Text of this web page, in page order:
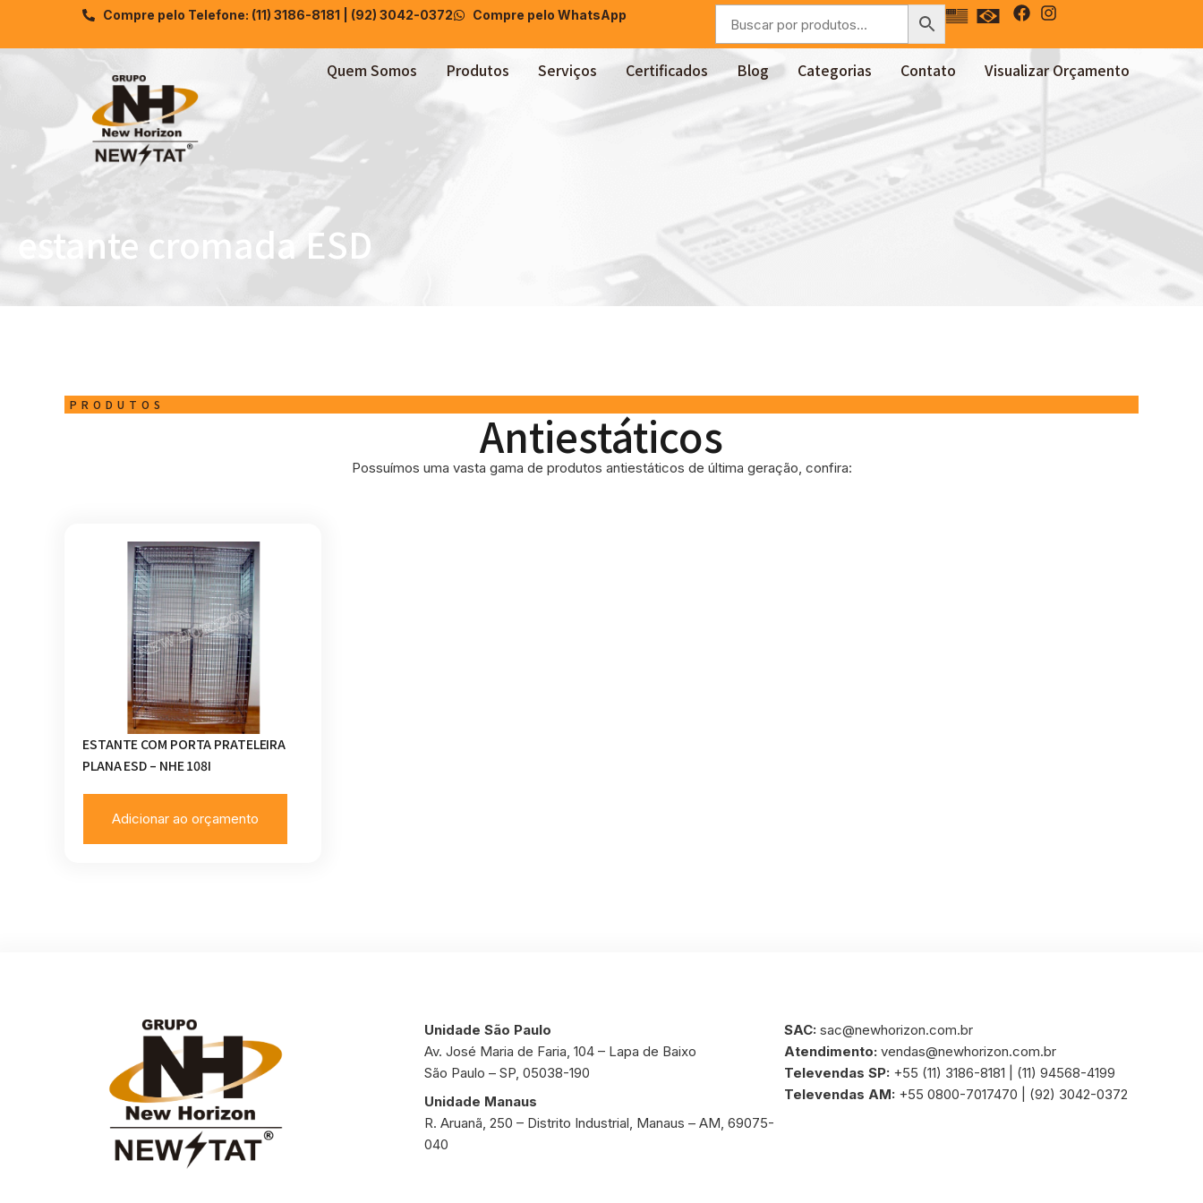
Compre pelo Telefone: (11) 3186-8181 | (92) 3042-0372 Compre pelo WhatsApp
Quem Somos Produtos Serviços Certificados Blog Categorias Contato Visualizar Orçamento
estante cromada ESD
PRODUTOS
Antiestáticos
Possuímos uma vasta gama de produtos antiestáticos de última geração, confira:
ESTANTE COM PORTA PRATELEIRA
PLANA ESD – NHE 108I
Adicionar ao orçamento
Unidade São Paulo
Av. José Maria de Faria, 104 – Lapa de Baixo
São Paulo – SP, 05038-190
Unidade Manaus
R. Aruanã, 250 – Distrito Industrial, Manaus – AM, 69075-
040
SAC: sac@newhorizon.com.br
Atendimento: vendas@newhorizon.com.br
Televendas SP: +55 (11) 3186-8181 | (11) 94568-4199
Televendas AM: +55 0800-7017470 | (92) 3042-0372